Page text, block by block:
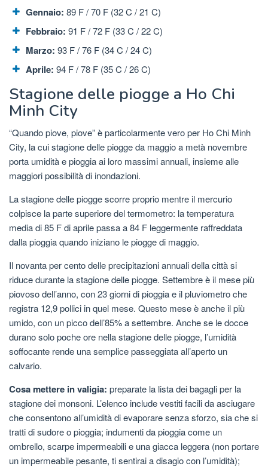
Gennaio: 89 F / 70 F (32 C / 21 C)
Febbraio: 91 F / 72 F (33 C / 22 C)
Marzo: 93 F / 76 F (34 C / 24 C)
Aprile: 94 F / 78 F (35 C / 26 C)
Stagione delle piogge a Ho Chi
Minh City
“Quando piove, piove” è particolarmente vero per Ho Chi Minh
City, la cui stagione delle piogge da maggio a metà novembre
porta umidità e pioggia ai loro massimi annuali, insieme alle
maggiori possibilità di inondazioni.
La stagione delle piogge scorre proprio mentre il mercurio
colpisce la parte superiore del termometro: la temperatura
media di 85 F di aprile passa a 84 F leggermente raffreddata
dalla pioggia quando iniziano le piogge di maggio.
Il novanta per cento delle precipitazioni annuali della città si
riduce durante la stagione delle piogge. Settembre è il mese più
piovoso dell’anno, con 23 giorni di pioggia e il pluviometro che
registra 12,9 pollici in quel mese. Questo mese è anche il più
umido, con un picco dell’85% a settembre. Anche se le docce
durano solo poche ore nella stagione delle piogge, l’umidità
soffocante rende una semplice passeggiata all’aperto un
calvario.
Cosa mettere in valigia: preparate la lista dei bagagli per la
stagione dei monsoni. L’elenco include vestiti facili da asciugare
che consentono all’umidità di evaporare senza sforzo, sia che si
tratti di sudore o pioggia; indumenti da pioggia come un
ombrello, scarpe impermeabili e una giacca leggera (non portare
un impermeabile pesante, ti sentirai a disagio con l’umidità);